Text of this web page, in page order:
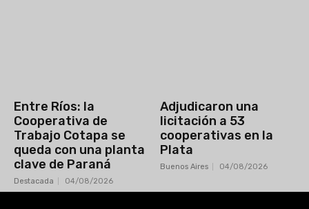
Entre Ríos: la
Cooperativa de
Trabajo Cotapa se
queda con una planta
clave de Paraná
Destacada 04/08/2026
Adjudicaron una
licitación a 53
cooperativas en la
Plata
Buenos Aires 04/08/2026